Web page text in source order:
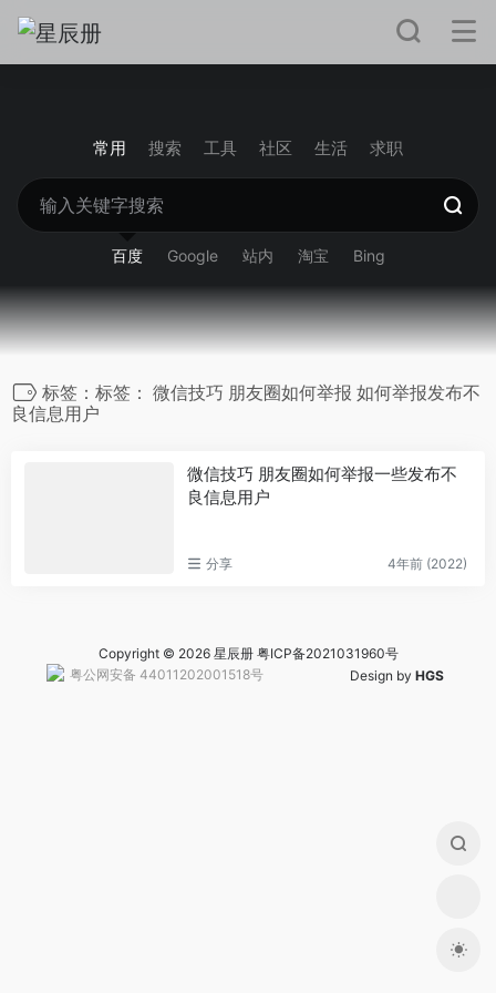
常用 搜索 工具 社区 生活 求职
百度 Google 站内 淘宝 Bing
标签：标签： 微信技巧 朋友圈如何举报 如何举报发布不
良信息用户
微信技巧 朋友圈如何举报一些发布不
良信息用户
分享 4年前 (2022)
Copyright © 2026 星辰册 粤ICP备2021031960号
粤公网安备 44011202001518号Design by HGS